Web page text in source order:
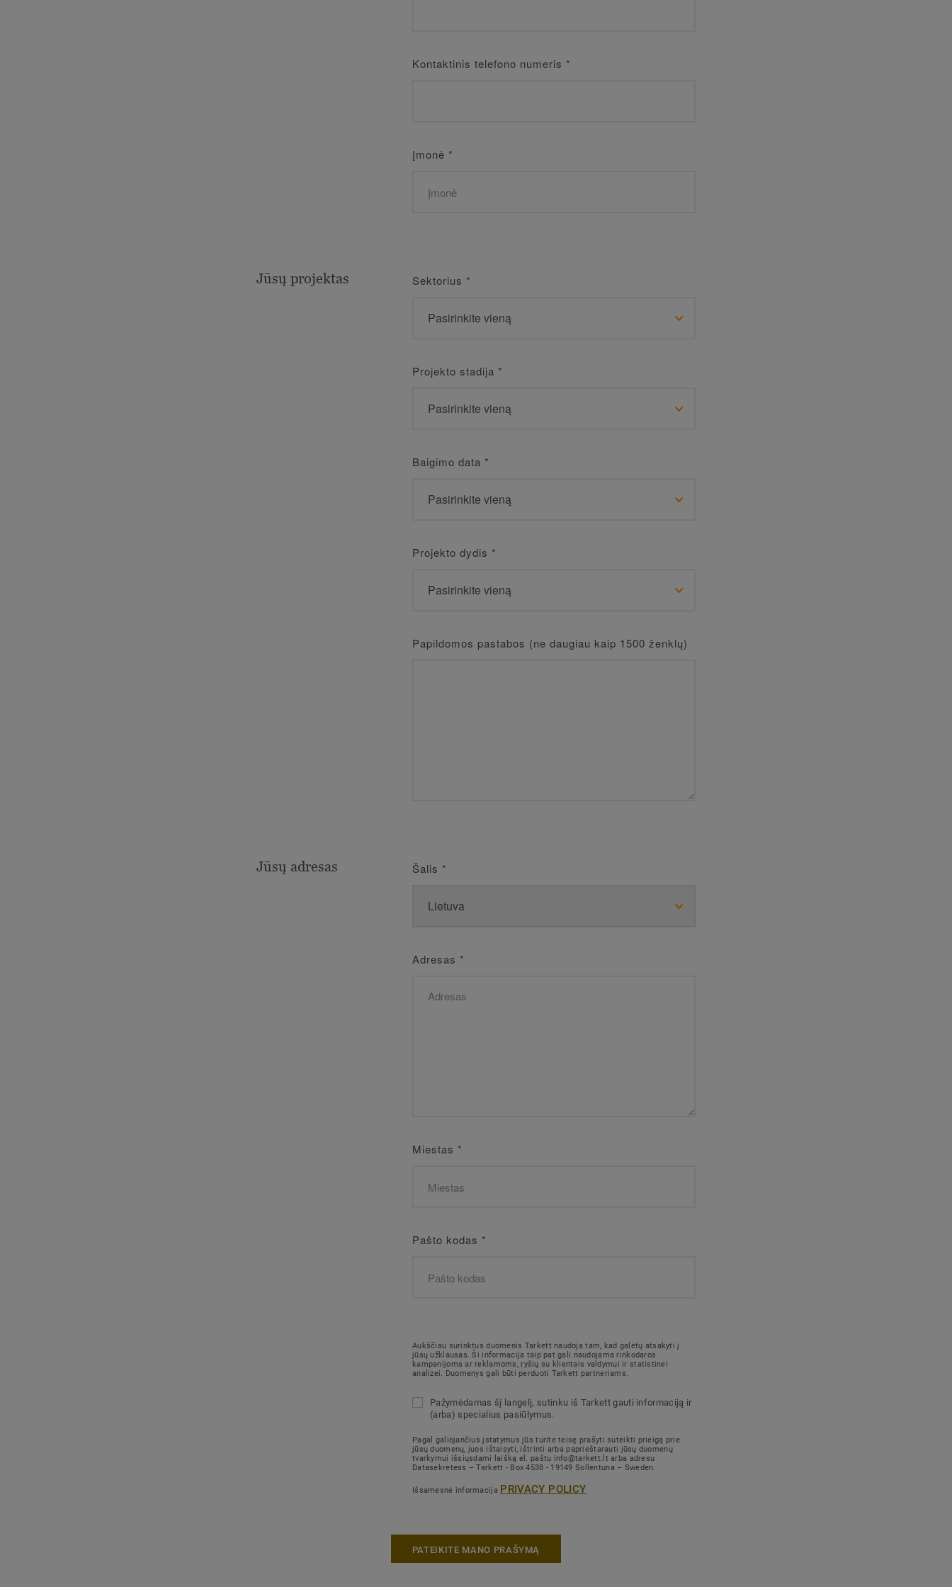
Kontaktinis telefono numeris *
Įmonė *
Jūsų projektas Sektorius *
Projekto stadija *
Baigimo data *
Projekto dydis *
Papildomos pastabos (ne daugiau kaip 1500 ženklų)
Jūsų adresas Šalis *
Adresas *
Miestas *
Pašto kodas *
Aukščiau surinktus duomenis Tarkett naudoja tam, kad galėtų atsakyti į
jūsų užklausas. Ši informacija taip pat gali naudojama rinkodaros
kampanijoms ar reklamoms, ryšių su klientais valdymui ir statistinei
analizei. Duomenys gali būti perduoti Tarkett partneriams.
Pažymėdamas šį langelį, sutinku iš Tarkett gauti informaciją ir
(arba) specialius pasiūlymus.
Pagal galiojančius įstatymus jūs turite teisę prašyti suteikti prieigą prie
jūsų duomenų, juos ištaisyti, ištrinti arba paprieštarauti jūsų duomenų
tvarkymui išsiųsdami laišką el. paštu info@tarkett.lt arba adresu
Datasekretess – Tarkett - Box 4538 - 19149 Sollentuna – Sweden.
Išsamesnė informacija PRIVACY POLICY
PATEIKITE MANO PRAŠYMĄ